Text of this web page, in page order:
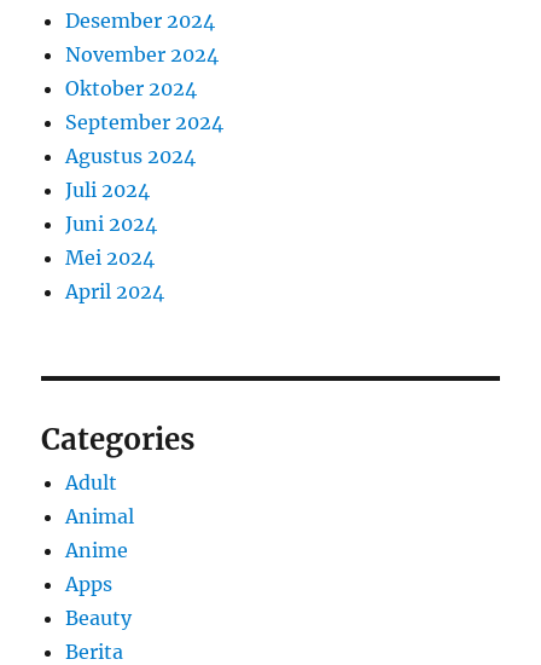
Desember 2024
November 2024
Oktober 2024
September 2024
Agustus 2024
Juli 2024
Juni 2024
Mei 2024
April 2024
Categories
Adult
Animal
Anime
Apps
Beauty
Berita